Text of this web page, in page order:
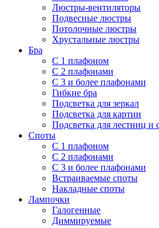
Люстры-вентиляторы
Подвесные люстры
Потолочные люстры
Хрустальные люстры
Бра
С 1 плафоном
С 2 плафонами
С 3 и более плафонами
Гибкие бра
Подсветка для зеркал
Подсветка для картин
Подсветка для лестниц и
Споты
С 1 плафоном
С 2 плафонами
С 3 и более плафонами
Встраиваемые споты
Накладные споты
Лампочки
Галогенные
Диммируемые